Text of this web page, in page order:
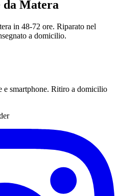
da Matera
in 48-72 ore. Riparato nel
a domicilio.
e smartphone. Ritiro a domicilio